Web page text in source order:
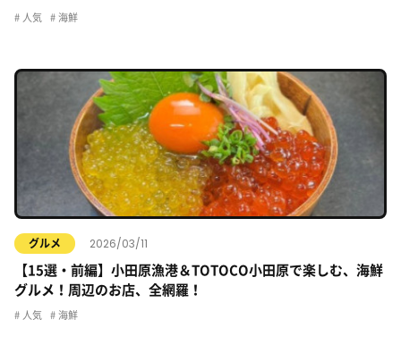
人気 海鮮
グルメ 2026/03/11
【15選・前編】小田原漁港＆TOTOCO小田原で楽しむ、海鮮
グルメ！周辺のお店、全網羅！
人気 海鮮